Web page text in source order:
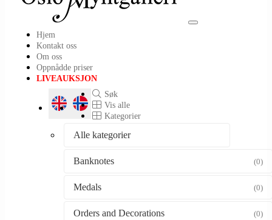
Toggle
Hjem
Kontakt oss
Om oss
Oppnådde priser
LIVEAUKSJON
Søk
Vis alle
Kategorier
Alle kategorier
Banknotes (0)
Medals (0)
Orders and Decorations (0)